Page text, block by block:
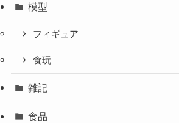
模型
フィギュア
食玩
雑記
食品